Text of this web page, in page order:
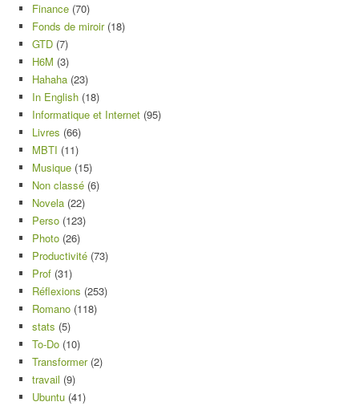
Finance (70)
Fonds de miroir(18)
GTD (7)
H6M (3)
Hahaha (23)
In English (18)
Informatique et Internet (95)
Livres (66)
MBTI (11)
Musique (15)
Non classé (6)
Novela (22)
Perso (123)
Photo (26)
Productivité (73)
Prof (31)
Réflexions (253)
Romano (118)
stats (5)
To-Do (10)
Transformer(2)
travail (9)
Ubuntu (41)